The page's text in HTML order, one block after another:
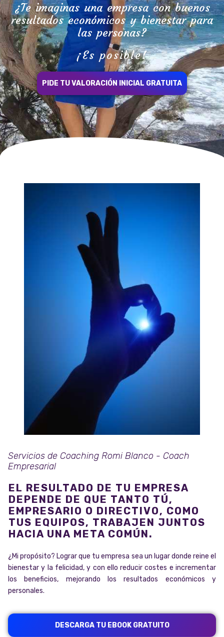
¿Te imaginas una empresa con buenos
resultados económicos y bienestar para
las personas?
¡Es posible!
PIDE TU VALORACIÓN INICIAL GRATUITA
Servicios de Coaching Romi Blanco - Coach
Empresarial
EL RESULTADO DE TU EMPRESA
DEPENDE DE QUE TANTO TÚ,
EMPRESARIO O DIRECTIVO, COMO
TUS EQUIPOS, TRABAJEN JUNTOS
HACIA UNA META COMÚN.
¿Mi propósito? Lograr que tu empresa sea un lugar donde reine el
bienestar y la felicidad, y con ello reducir costes e incrementar
los beneficios, mejorando los resultados económicos y
personales.
DESCARGA TU EBOOK GRATUITO